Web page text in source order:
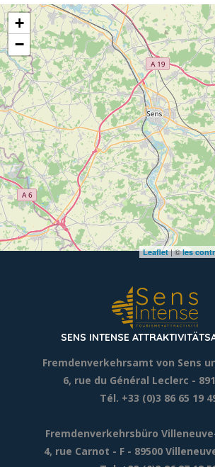
+
−
Leaflet| ©les
SENS INTENSE
Fremdenverkehrsamt von Sens
6, rue du Général Leclerc -
Tél. +33 (0)3 86 65 19
Fremdenverkehrsbüro
4, rue Carnot - F - 89500